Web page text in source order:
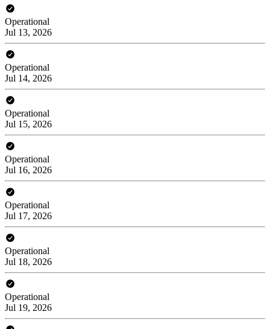
Operational
Jul 13, 2026
Operational
Jul 14, 2026
Operational
Jul 15, 2026
Operational
Jul 16, 2026
Operational
Jul 17, 2026
Operational
Jul 18, 2026
Operational
Jul 19, 2026